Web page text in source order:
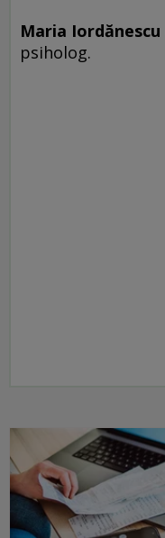
Maria Iordănescu
psiholog.